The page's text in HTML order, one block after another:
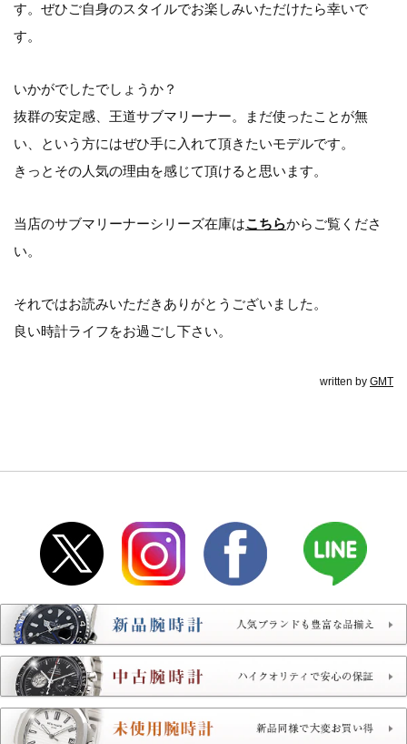
す。ぜひご自身のスタイルでお楽しみいただけたら幸いで
す。
いかがでしたでしょうか？
抜群の安定感、王道サブマリーナー。まだ使ったことが無
い、という方にはぜひ手に入れて頂きたいモデルです。
きっとその人気の理由を感じて頂けると思います。
当店のサブマリーナーシリーズ在庫はこちらからご覧くださ
い。
それではお読みいただきありがとうございました。
良い時計ライフをお過ごし下さい。
written by GMT